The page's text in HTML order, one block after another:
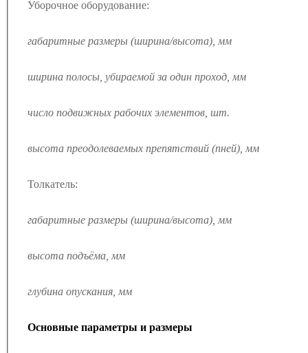
Уборочное оборудование:
габаритные размеры (ширина/высота), мм
ширина полосы, убираемой за один проход, мм
число подвижных рабочих элементов, шт.
высота преодолеваемых препятствий (пней), мм
Толкатель:
габаритные размеры (ширина/высота), мм
высота подъёма, мм
глубина опускания, мм
Основные параметры и размеры